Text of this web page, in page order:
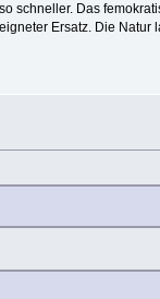
schneller. Das
Ersatz. Die Natur